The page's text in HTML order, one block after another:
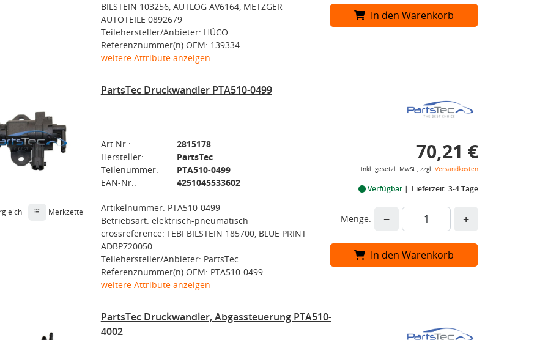
BILSTEIN 103256, AUTLOG AV6164, METZGER
AUTOTEILE 0892679
Teilehersteller/Anbieter: HÜCO
Referenznummer(n) OEM: 139334
weitere Attribute anzeigen
In den Warenkorb
Merkzettel
PartsTec Druckwandler PTA510-0499
Art.Nr.:
2815178
Hersteller:
PartsTec
Teilenummer:
PTA510-0499
EAN-Nr.:
4251045533602
Artikelnummer: PTA510-0499
Betriebsart: elektrisch-pneumatisch
crossreference: FEBI BILSTEIN 185700, BLUE PRINT
ADBP720050
Teilehersteller/Anbieter: PartsTec
Referenznummer(n) OEM: PTA510-0499
weitere Attribute anzeigen
70,21 €
inkl. gesetzl. MwSt., zzgl. Versandkosten
Verfügbar Lieferzeit: 3-4 Tage
Menge: − +
In den Warenkorb
PartsTec Druckwandler, Abgassteuerung PTA510-
4002